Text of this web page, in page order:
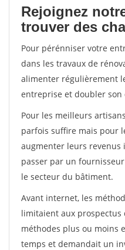
Rejoignez
trouver des
Pour pérénniser votre
dans les travaux de
alimenter régulièrement
entreprise et doubler
Pour les meilleurs
parfois suffire mais pour
augmenter leurs
passer par un
le secteur du bâtiment.
Avant internet, les
limitaient aux prospectus
méthodes plus ou moins
temps et demandait un